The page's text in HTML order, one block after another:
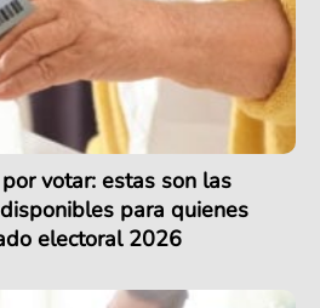
votar: estas son las
para quienes
electoral 2026